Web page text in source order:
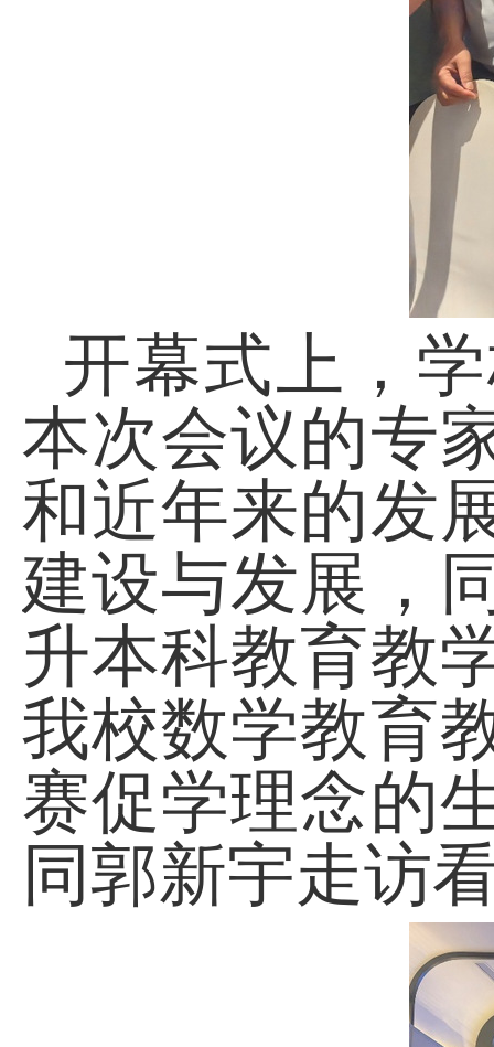
开幕式上，
本次会议的专
和近年来的发
建设与发展，
升本科教育教
我校数学教育
赛促学理念的
同郭新宇走访